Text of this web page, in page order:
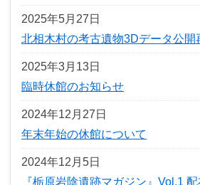
2025年5月27日
北相木村の考古遺物3Dデータ公開
2025年3月13日
臨時休館のお知らせ
2024年12月27日
年末年始の休館について
2024年12月5日
『栃原岩陰遺跡マガジン』Vol.1